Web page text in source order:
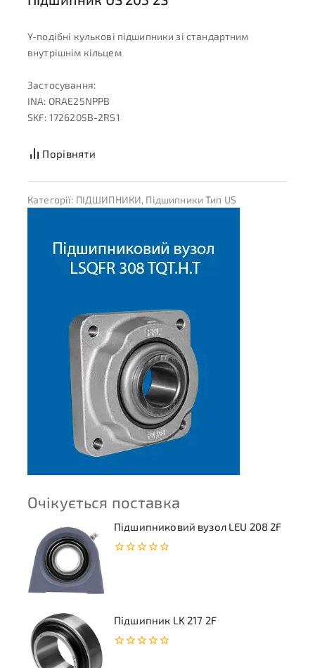
Очікується поставка
Підшипниковий вузол LEU 208 2F
Підшипник LK 217 2F
Y-подібні кулькові підшипники зі стандартним
внутрішнім кільцем
Застосування:
INA: ORAE25NPPB
SKF: 1726205B-2RS1
Порівняти
Категорії: ПІДШИПНИКИ, Підшипники Тип US